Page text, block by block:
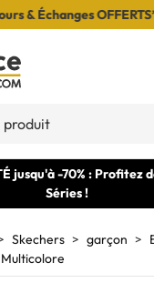
Échanges
produit
jusqu'à -70% : Profitez
Séries !
Skechers garçon